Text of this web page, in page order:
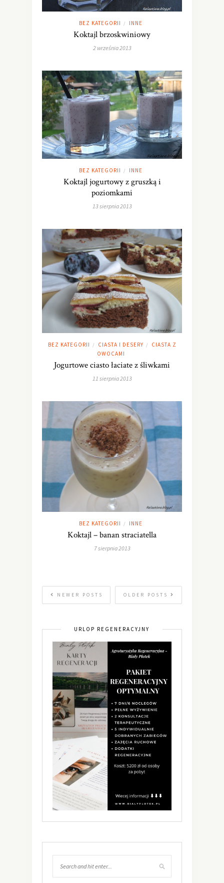
BEZ KATEGORII / INNE
Koktajl brzoskwiniowy
2 września 2013
BEZ KATEGORII / INNE
Koktajl jogurtowy z gruszką i
poziomkami
13 sierpnia 2013
BEZ KATEGORII / CIASTA I DESERY /
CIASTA Z
OWOCAMI
Jogurtowe ciasto łaciate z śliwkami
11 sierpnia 2013
BEZ KATEGORII / INNE
Koktajl – banan straciatella
7 sierpnia 2013
OLDER POSTS
NEWER POSTS
URLOP REGENERACYJNY